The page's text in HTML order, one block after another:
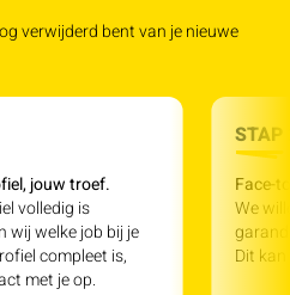
verwijderd bent van je nieuwe
jouw troef.
volledig is
wij welke job bij je
compleet is,
met je op.
STAP
Face-
We
Dit